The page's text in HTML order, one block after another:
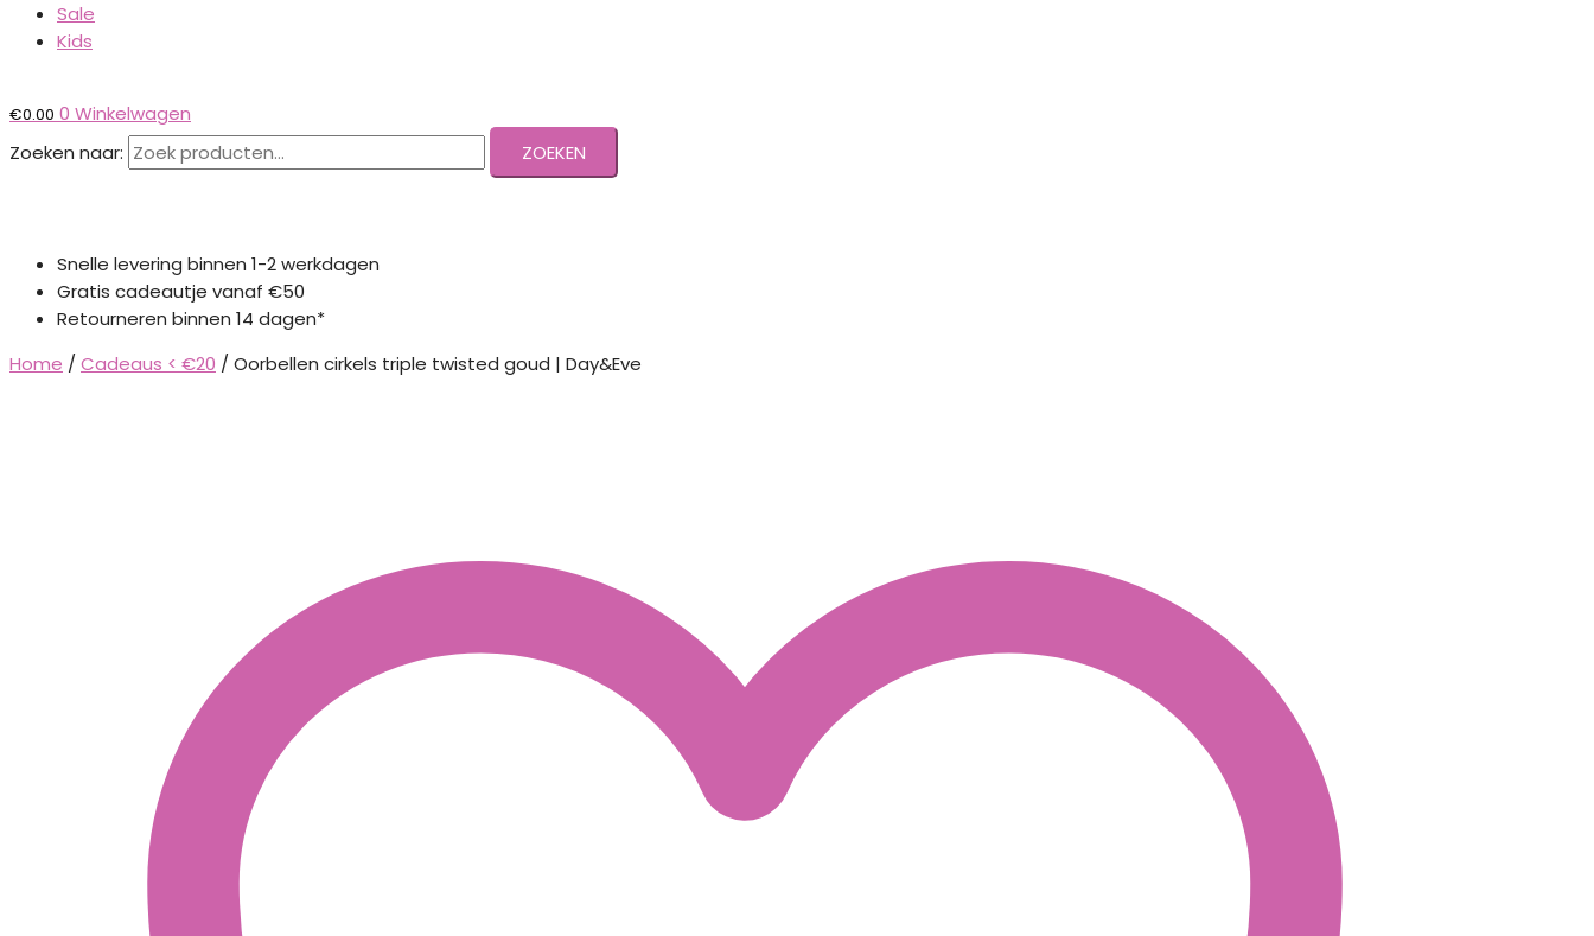
Sale
Kids
€0.00 0 Winkelwagen
Zoeken naar:
ZOEKEN
Snelle levering binnen 1-2 werkdagen
Gratis cadeautje vanaf €50
Retourneren binnen 14 dagen*
Home / Cadeaus < €20 / Oorbellen cirkels triple twisted goud | Day&Eve